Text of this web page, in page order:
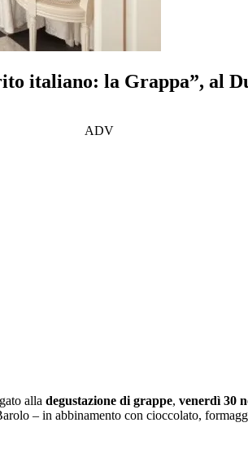
italiano: la Grappa”, al
ADV
alla degustazione di grappe, venerdì 30
– in abbinamento con cioccolato,